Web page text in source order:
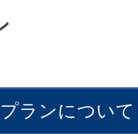
ランについて